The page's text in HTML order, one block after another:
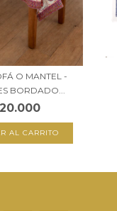
O MANTEL -
BORDADO...